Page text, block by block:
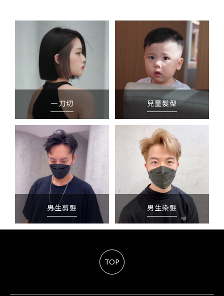
一刀切 兒童髮型
男生剪髮 男生染髮
TOP